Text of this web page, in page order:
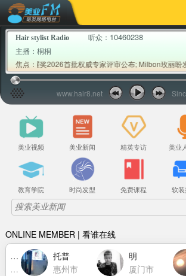
Hair stylist Radio 听众： 10460238
主播：桐桐
焦点：
美耀奖2026首批权威专家评审公布; Milbon玫丽盼
www.hair8.net
美业视频 美业新闻 精英专访 美业
教育学院 时尚发型 免费课程 软
ONLINE MEMBER | 看谁在线
中国女性力量萧莉洁
恩施土家族苗族自治州
托普
惠州市
明
厦门市